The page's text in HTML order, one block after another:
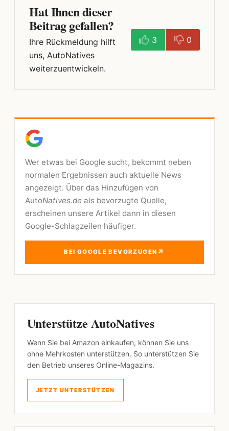
Hat Ihnen dieser
Beitrag gefallen?
Ihre Rückmeldung hilft
uns, AutoNatives
weiterzuentwickeln.
3 0
Wer etwas bei Google sucht, bekommt neben
normalen Ergebnissen auch aktuelle News
angezeigt. Über das Hinzufügen von
AutoNatives.de als bevorzugte Quelle,
erscheinen unsere Artikel dann in diesen
Google-Schlagzeilen häufiger.
BEI GOOGLE BEVORZUGEN ↗
Unterstütze AutoNatives
Wenn Sie bei Amazon einkaufen, können Sie uns
ohne Mehrkosten unterstützen. So unterstützen Sie
den Betrieb unseres Online-Magazins.
JETZT UNTERSTÜTZEN